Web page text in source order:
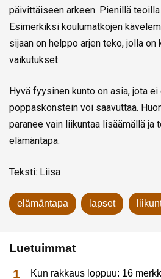
päivittäiseen arkeen. Pienillä teoilla
Esimerkiksi koulumatkojen
sijaan on helppo arjen teko, jolla on
vaikutukset.
Hyvä fyysinen kunto on asia, jota
poppaskonstein voi saavuttaa.
paranee vain liikuntaa lisäämällä
elämäntapa.
Teksti: Liisa
elämäntapa lapset
Luetuimmat
Kun rakkaus loppuu: 16